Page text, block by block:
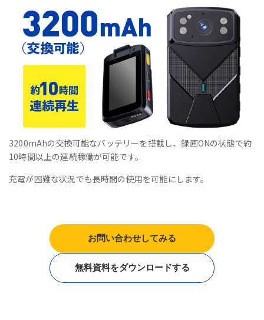
3200mAhの交換可能なバッテリーを搭載し、録画ONの状態で約
10時間以上の連続稼働が可能です。
充電が困難な状況でも長時間の使用を可能にします。
お問い合わせしてみる
無料資料をダウンロードする